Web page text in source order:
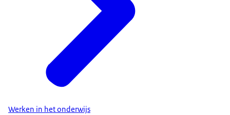
Werken in het onderwijs